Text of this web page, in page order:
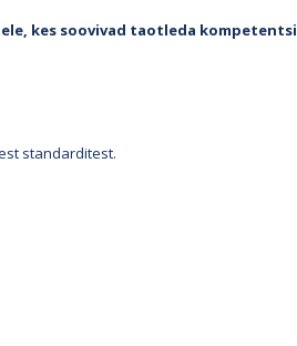
kes soovivad taotleda kompetentsi
standarditest.